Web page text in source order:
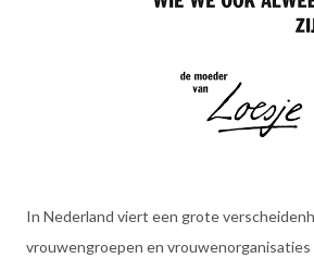
In Nederland viert een grote
vrouwengroepen en vrouwenorganisaties